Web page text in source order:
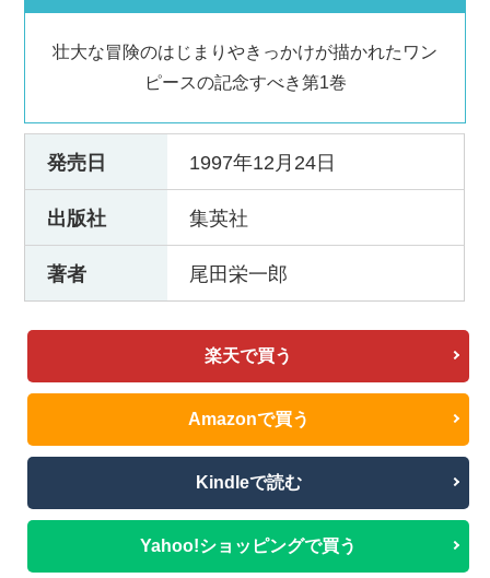
壮大な冒険のはじまりやきっかけが描かれたワン
ピースの記念すべき第1巻
発売日 1997年12月24日
出版社 集英社
著者 尾田栄一郎
楽天で買う
Amazonで買う
Kindleで読む
Yahoo!ショッピングで買う